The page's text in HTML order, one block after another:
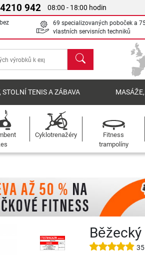
942 08:00 - 18:00 hodin
69 specializovaných poboček a
vlastních servisních techniků
Hledat
TENIS A ZÁBAVA
Cyklotrenažéry
Fitness
trampolíny